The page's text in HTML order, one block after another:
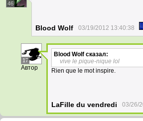
46
Blood Wolf 03/19/2012 13:40:38
17
Автор
Blood Wolf сказал:
vive le pique-nique lol
Rien que le mot inspire.
LaFille du vendredi 03/26/